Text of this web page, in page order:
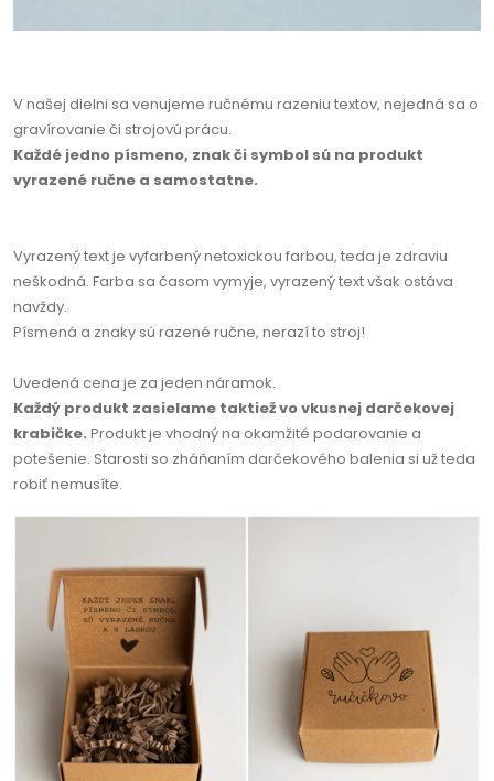
V našej dielni sa venujeme ručnému razeniu textov, nejedná sa o
gravírovanie či strojovú prácu.
Každé jedno písmeno, znak či symbol sú na produkt
vyrazené ručne a samostatne.
Vyrazený text je vyfarbený netoxickou farbou, teda je zdraviu
neškodná. Farba sa časom vymyje, vyrazený text však ostáva
navždy.
Písmená a znaky sú razené ručne, nerazí to stroj!
Uvedená cena je za jeden náramok.
Každý produkt zasielame taktiež vo vkusnej darčekovej
krabičke. Produkt je vhodný na okamžité podarovanie a
potešenie. Starosti so zháňaním darčekového balenia si už teda
robiť nemusíte.